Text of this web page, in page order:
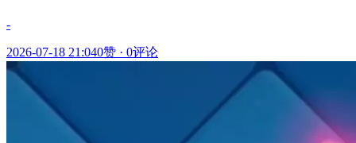
-
2026-07-18 21:040赞 · 0评论